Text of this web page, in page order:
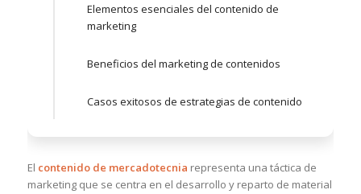
Elementos esenciales del contenido de
marketing
Beneficios del marketing de contenidos
Casos exitosos de estrategias de contenido
El contenido de mercadotecnia representa una táctica de
marketing que se centra en el desarrollo y reparto de material